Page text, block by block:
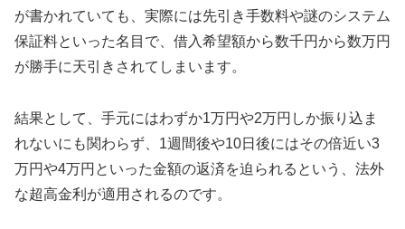
が書かれていても、実際には先引き手数料や謎のシステム
保証料といった名目で、借入希望額から数千円から数万円
が勝手に天引きされてしまいます。
結果として、手元にはわずか1万円や2万円しか振り込ま
れないにも関わらず、1週間後や10日後にはその倍近い3
万円や4万円といった金額の返済を迫られるという、法外
な超高金利が適用されるのです。